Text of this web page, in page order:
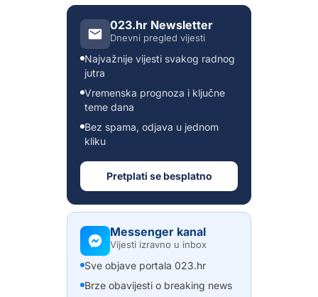
023.hr Newsletter
Dnevni pregled vijesti
Najvažnije vijesti svakog radnog
jutra
Vremenska prognoza i ključne
teme dana
Bez spama, odjava u jednom
kliku
Pretplati se besplatno
Messenger kanal
Vijesti izravno u inbox
Sve objave portala 023.hr
Brze obavijesti o breaking news